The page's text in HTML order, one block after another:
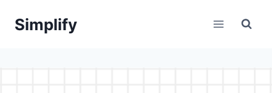
Simplify